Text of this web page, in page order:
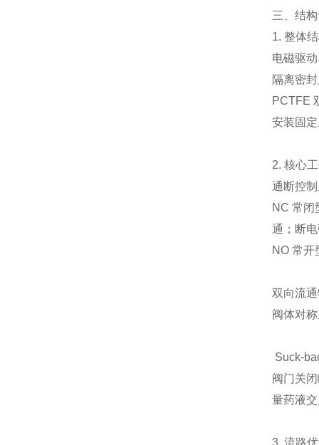
三、结
1. 整体
电磁驱
隔离密
PCTFE
安装固
2. 核心
通断控
NC 常闭
通；断
NO 常
双向流
阀体对
Suck-
阀门关
量药液
3. 流路